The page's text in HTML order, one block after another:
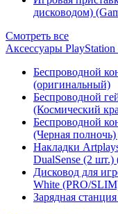
дисководом)
Смотреть все
Аксессуары PlayStation
Беспроводной
(оригинальный)
Беспроводной
(Космический
Беспроводной
(Черная полночь)
Накладки
DualSense (2 шт.)
Дисковод для
White (PRO/
Зарядная